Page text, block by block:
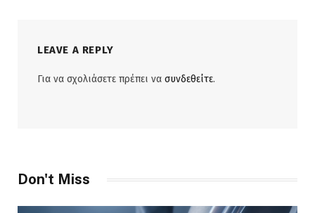
LEAVE A REPLY
Για να σχολιάσετε πρέπει να συνδεθείτε.
Don't Miss